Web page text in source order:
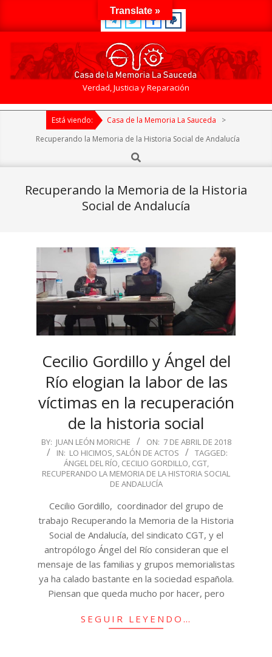
de
Memoria
Sauceda
Verdad, Justicia y Reparación
Primary
Está viendo: Casa de la Memoria La Sauceda
>
Recuperando la Memoria de la Historia Social de Andalucía
Search
Recuperando la Memoria de la Historia
Social de Andalucía
Cecilio Gordillo y Ángel del
Río elogian la labor de las
víctimas en la recuperación
de la historia social
2018-
04-
07
BY: JUAN LEÓN MORICHE ON: 7 DE ABRIL DE 2018
IN: LO HICIMOS, SALÓN DE ACTOS
TAGGED:
ÁNGEL DEL RÍO, CECILIO GORDILLO, CGT,
RECUPERANDO LA MEMORIA DE LA HISTORIA SOCIAL
DE ANDALUCÍA
Cecilio Gordillo, coordinador del grupo de
trabajo Recuperando la Memoria de la Historia
Social de Andalucía, del sindicato CGT, y el
antropólogo Ángel del Río consideran que el
mensaje de las familias y grupos memorialistas
ya ha calado bastante en la sociedad española.
Piensan que queda mucho por hacer, pero
SEGUIR LEYENDO…
Translate »